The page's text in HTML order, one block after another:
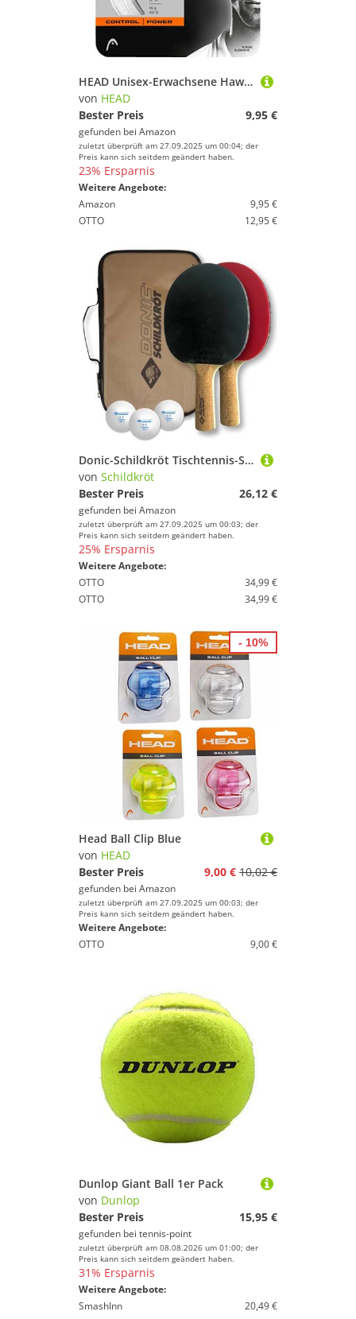
HEAD Unisex-Erwachsene Hawk Set Tennis-Saite, White, 18
von HEAD
Bester Preis
9,95 €
gefunden bei Amazon
zuletzt überprüft am 27.09.2025 um 00:04; der
Preis kann sich seitdem geändert haben.
23% Ersparnis
Weitere Angebote:
Amazon
9,95 €
OTTO
12,95 €
Donic-Schildkröt Tischtennis-Set Persson 500, 2 Schläger mit angenehmen Korkgriff, 3 Bälle in sehr guter 2* Qualität, wertige Tasche, komplette Ausstattung, 788490
von Schildkröt
Bester Preis
26,12 €
gefunden bei Amazon
zuletzt überprüft am 27.09.2025 um 00:03; der
Preis kann sich seitdem geändert haben.
25% Ersparnis
Weitere Angebote:
OTTO
34,99 €
OTTO
34,99 €
Head Ball Clip Blue
von HEAD
Bester Preis
9,00 € 10,02 €
gefunden bei Amazon
zuletzt überprüft am 27.09.2025 um 00:03; der
Preis kann sich seitdem geändert haben.
Weitere Angebote:
OTTO
9,00 €
- 10%
Dunlop Giant Ball 1er Pack
von Dunlop
Bester Preis
15,95 €
gefunden bei tennis-point
zuletzt überprüft am 08.08.2026 um 01:00; der
Preis kann sich seitdem geändert haben.
31% Ersparnis
Weitere Angebote:
SmashInn
20,49 €